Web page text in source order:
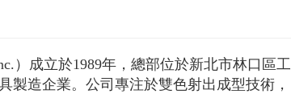
）成立於1989年，總部位於新北市林口區工
製造企業。公司專注於雙色射出成型技術，